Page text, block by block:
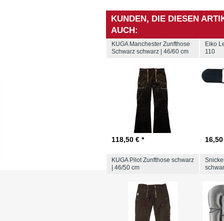
KUNDEN, DIE DIESEN
AUCH:
KUGA Manchester Zunfthose
Schwarz schwarz | 46/60 cm
118,50 € *
Eiko
110
KUGA Pilot Zunfthose schwarz
| 46/50 cm